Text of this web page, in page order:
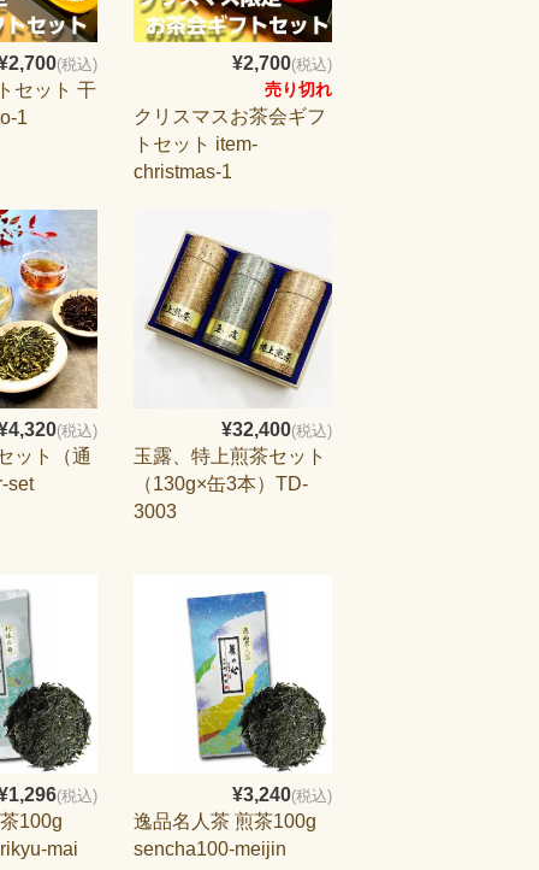
(税込)
セット 干
1
¥2,700(税込)
売り切れ
クリスマスお茶会ギフ
トセット item-
christmas-1
(税込)
ット（通
set
¥32,400(税込)
玉露、特上煎茶セット
（130g×缶3本）TD-
3003
(税込)
100g
mai
¥3,240(税込)
逸品名人茶 煎茶100g
sencha100-meijin